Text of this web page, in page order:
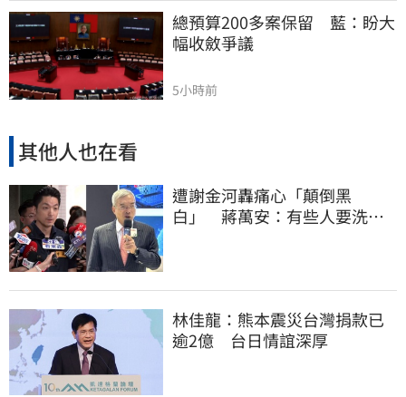
總預算200多案保留　藍：盼大
幅收斂爭議
5小時前
其他人也在看
遭謝金河轟痛心「顛倒黑
白」 蔣萬安：有些人要洗人
林佳龍：熊本震災台灣捐款已
逾2億 台日情誼深厚